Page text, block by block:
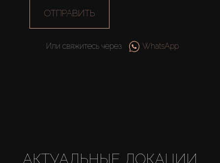
ОТПРАВИТЬ
Или свяжитесь через WhatsApp
АКТУАЛЬНЫЕ ЛОКАЦИИ